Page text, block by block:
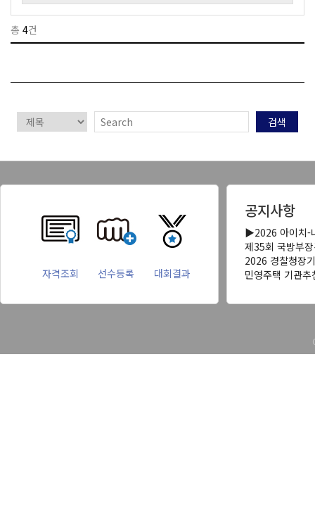
총 4건
검색
자격조회 선수등록 대회결과
공지사항
▶2026 아이치-
제35회 국방부
2026 경찰청장
민영주택 기관